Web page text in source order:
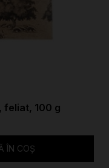
feliat, 100 g
ÎN COȘ